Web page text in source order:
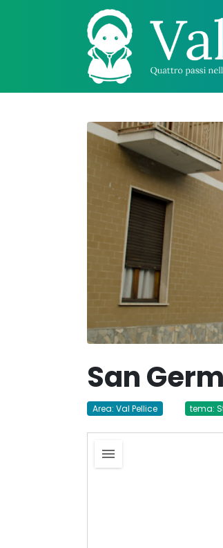
San
Area: Val Pellice tema: